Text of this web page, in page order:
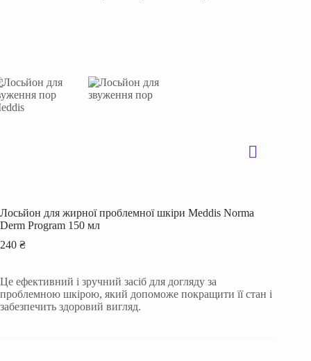
Лосьйон для жирної проблемної шкіри Meddis Norma
Derm Program 150 мл
240 ₴
Це ефективний і зручний засіб для догляду за
проблемною шкірою, який допоможе покращити її стан і
забезпечить здоровий вигляд.